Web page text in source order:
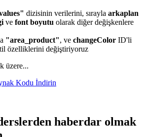
dizisinin verilerini, sırayla arkaplan
ve font boyutu olarak diğer değişkenlere
"area_product", ve changeColor ID'li
özelliklerini değiştiriyoruz
üzere...
Kodu İndirin
haberdar olmak